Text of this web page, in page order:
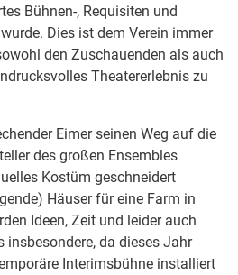
Bühnen-, Requisiten und
Dies ist dem Verein immer
den Zuschauenden als auch
Theatererlebnis zu
Eimer seinen Weg auf die
des großen Ensembles
Kostüm geschneidert
Häuser für eine Farm in
Ideen, Zeit und leider auch
insbesondere, da dieses Jahr
Interimsbühne installiert